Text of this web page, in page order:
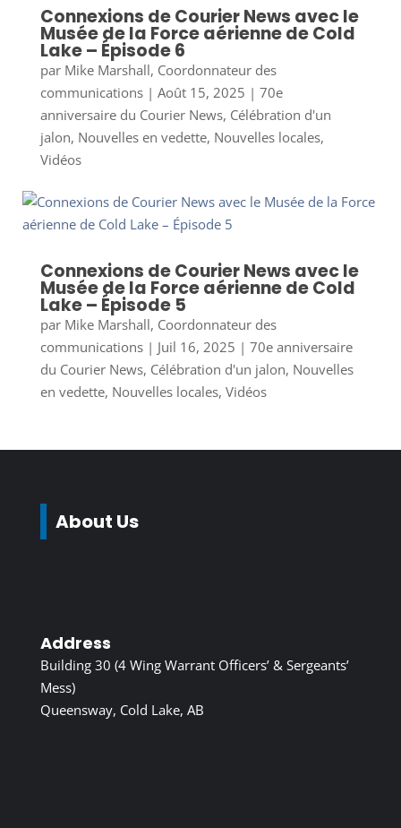
Connexions de Courier News avec le
Musée de la Force aérienne de Cold
Lake – Épisode 6
par Mike Marshall, Coordonnateur des
communications| Août 15, 2025 | 70e
anniversaire du Courier News, Célébration d'un
jalon, Nouvelles en vedette, Nouvelles locales,
Vidéos
Connexions de Courier News avec le
Musée de la Force aérienne de Cold
Lake – Épisode 5
par Mike Marshall, Coordonnateur des
communications| Juil 16, 2025 | 70e anniversaire
du Courier News, Célébration d'un jalon, Nouvelles
en vedette, Nouvelles locales, Vidéos
About Us
Address
Building 30 (4 Wing Warrant Officers’ & Sergeants’
Mess)
Queensway, Cold Lake, AB